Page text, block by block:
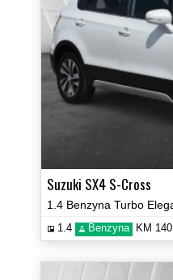
Suzuki SX4 S-Cross
1.4 Benzyna KM 140